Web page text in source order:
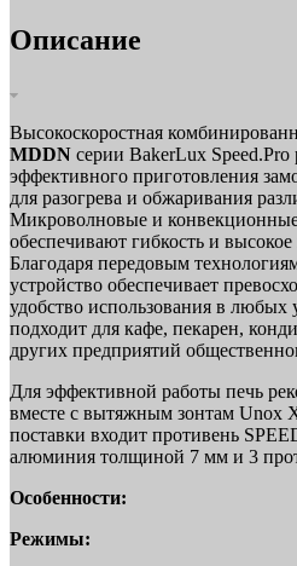
Описание
Высокоскоростная
MDDN серии BakerLux Speed.Pro
эффективного приготовления
для разогрева и обжаривания
Микроволновые и
обеспечивают гибкость и
Благодаря передовым
устройство обеспечивает
удобство использования в любых
подходит для кафе, пекарен,
других предприятий
Для эффективной работы печь
вместе с вытяжным зонтам Unox
поставки входит противень
алюминия толщиной 7 мм и 3
Особенности:
Режимы: